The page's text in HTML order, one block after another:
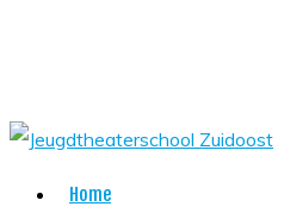
content
Menu
Home